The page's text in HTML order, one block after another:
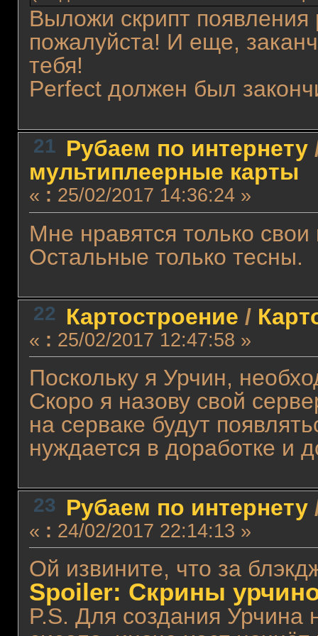
</configuration>
When JIT debugging is enabled, any unhandled exception
will be sent to the JIT debugger registered on the computer
rather than be handled by this dialog box.
Выложи скрипт
пожалуйста! И еще,
тебя!
Perfect должен был
21 Рубаем по интернету
мультиплеерные карты
« : 25/02/2017 14:36:24 »
Мне нравятся только
Остальные только тесны.
22 Картостроение /
« : 25/02/2017 12:47:58 »
Поскольку я Урчин,
Скоро я назову свой
на серваке будут
нуждается в доработке и
23 Рубаем по интернету
« : 24/02/2017 22:14:13 »
Ой извините, что за
Spoiler: Скрины
P.S. Для создания Урчина